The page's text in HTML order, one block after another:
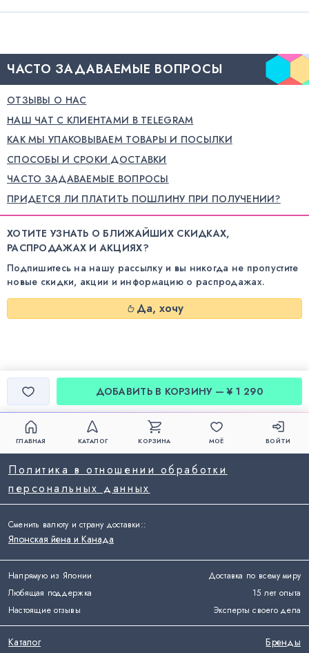
ЧАСТО ЗАДАВАЕМЫЕ ВОПРОСЫ
ОТЗЫВЫ О НАС
НАШ ЧАТ С КЛИЕНТАМИ В TELEGRAM
КАК МЫ УПАКОВЫВАЕМ ТОВАРЫ И ПОСЫЛКИ
СПОСОБЫ И СРОКИ ДОСТАВКИ
ЧАСТО ЗАДАВАЕМЫЕ ВОПРОСЫ
ПРИДЕТСЯ ЛИ ПЛАТИТЬ ПОШЛИНУ ПРИ ПОЛУЧЕНИИ?
ХОТИТЕ УЗНАТЬ О БЛИЖАЙШИХ СКИДКАХ,
РАСПРОДАЖАХ И АКЦИЯХ?
Подпишитесь на нашу рассылку и вы никогда не пропустите
новые скидки, акции и информацию о распродажах.
Да, хочу
ДОБАВИТЬ В КОРЗИНУ — ¥ 1 290
ГЛАВНАЯ КАТАЛОГ КОРЗИНА МОЁ ВОЙТИ
Напрямую из Японии
Доставка по всему миру
Любящая поддержка
15 лет опыта
Настоящие отзывы
Эксперты своего дела
Политика в отношении обработки
персональных данных
Каталог
Бренды
Сменить валюту и страну доставки::
Японская йена и Канада